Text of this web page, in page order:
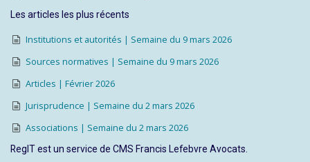
Les articles les plus récents
Institutions et autorités | Semaine du 9 mars 2026
Sources normatives | Semaine du 9 mars 2026
Articles | Février 2026
Jurisprudence | Semaine du 2 mars 2026
Associations | Semaine du 2 mars 2026
RegIT est un service de CMS Francis Lefebvre Avocats.